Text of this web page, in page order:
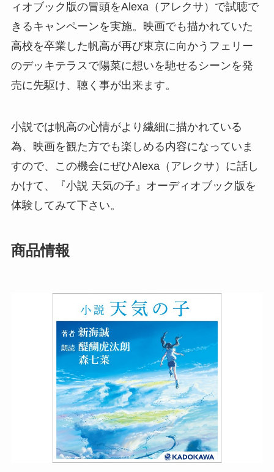
ィオブック版の冒頭をAlexa（アレクサ）で試聴で
きるキャンペーンを実施。映画でも描かれていた
高校を卒業した帆高が再び東京に向かうフェリー
のデッキテラスで陽菜に想いを馳せるシーンを発
売に先駆け、聴く事が出来ます。
小説では帆高の心情がより繊細に描かれている
為、映画を観た方でも楽しめる内容になっていま
すので、この機会にぜひAlexa（アレクサ）に話し
かけて、『小説 天気の子』オーディオブック版を
体験してみて下さい。
商品情報